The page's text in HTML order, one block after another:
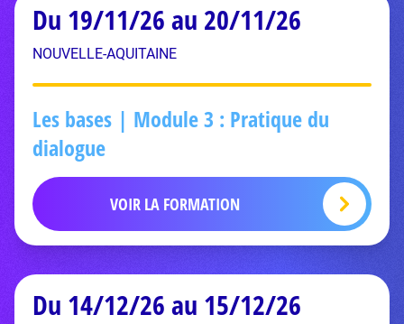
Du 19/11/26 au 20/11/26
NOUVELLE-AQUITAINE
Les bases | Module 3 : Pratique du
dialogue
VOIR LA FORMATION
Du 14/12/26 au 15/12/26